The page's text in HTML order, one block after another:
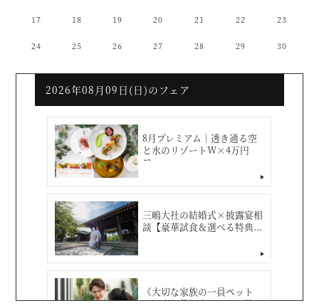
17 18 19 20 21 22 23
24 25 26 27 28 29 30
22 23 24 25 26 27 28
29 30 31
19 20 21 22 23 24 25
26 27 28 29 30 31